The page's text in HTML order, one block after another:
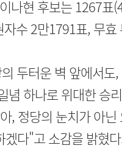
나현 후보는 1267
수 2만1791표, 무
두터운 벽 앞에서
념 하나로 위대한 승
, 정당의 눈치가 아
다"고 소감을 밝혔